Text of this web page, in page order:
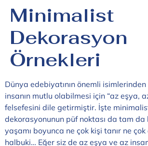
Minimalist
Dekorasyon
Örnekleri
Dünya edebiyatının önemli
insanın mutlu olabilmesi için “az eşya,
felsefesini dile getirmiştir. İşte
dekorasyonunun püf noktası da tam da
yaşamı boyunca ne çok kişi tanır ne
halbuki… Eğer siz de az eşya ve az